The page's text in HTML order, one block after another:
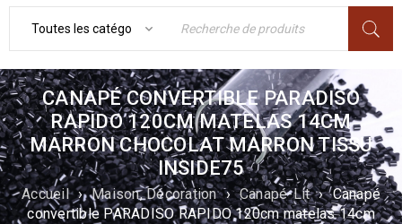
CANAPÉ CONVERTIBLE PARADISO
RAPIDO 120CM MATELAS 14CM
MARRON CHOCOLAT MARRON TISSU
INSIDE75
Accueil › Maison, Décoration › Canapé-Lit › Canapé
convertible PARADISO RAPIDO 120cm matelas 14cm